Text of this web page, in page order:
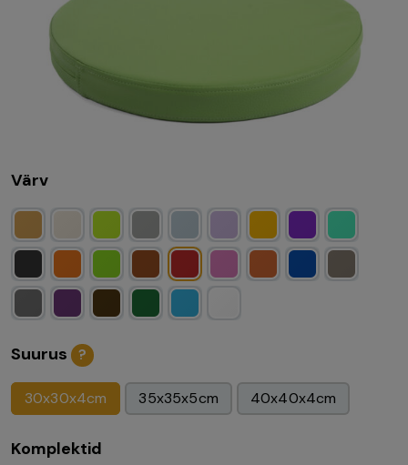
Värv
Suurus ?
30x30x4cm 35x35x5cm 40x40x4cm
Komplektid